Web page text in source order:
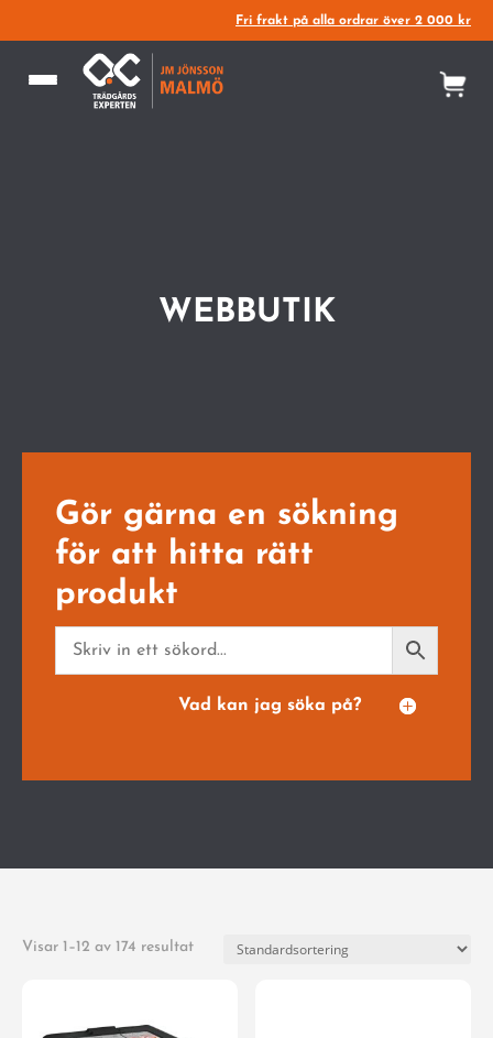
Fri frakt på alla ordrar över 2 000 kr
WEBBUTIK
Gör gärna en sökning
för att hitta rätt
produkt
Vad kan jag söka på?
Visar 1–12 av 174 resultat